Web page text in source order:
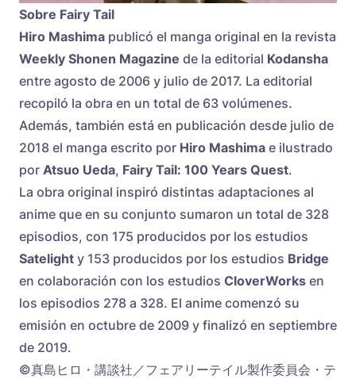
Sobre Fairy Tail
Hiro Mashima publicó el manga original en la revista
Weekly Shonen Magazine de la editorial Kodansha
entre agosto de 2006 y julio de 2017. La editorial
recopiló la obra en un total de 63 volúmenes.
Además, también está en publicación desde julio de
2018 el manga escrito por Hiro Mashima e ilustrado
por Atsuo Ueda, Fairy Tail: 100 Years Quest.
La obra original inspiró distintas adaptaciones al
anime que en su conjunto sumaron un total de 328
episodios, con 175 producidos por los estudios
Satelight y 153 producidos por los estudios Bridge
en colaboración con los estudios CloverWorks en
los episodios 278 a 328. El anime comenzó su
emisión en octubre de 2009 y finalizó en septiembre
de 2019.
©真島ヒロ・講談社／フェアリーテイル製作委員会・テ